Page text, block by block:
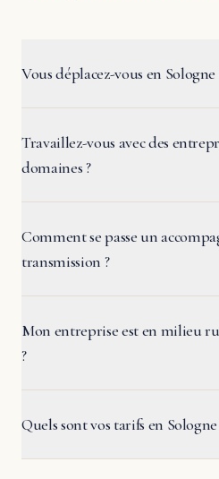
Vous déplacez-vous en Sologne
Travaillez-vous avec des
domaines ?
Comment se passe un
transmission ?
Mon entreprise est en milieu
?
Quels sont vos tarifs en Sologne